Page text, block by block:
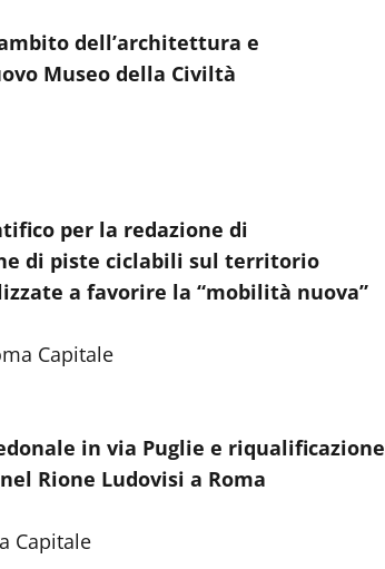
dell’architettura e
Museo della Civiltà
per la redazione di
di piste ciclabili sul territorio
a favorire la “mobilità nuova”
Capitale
in via Puglie e riqualificazione
Rione Ludovisi a Roma
Capitale